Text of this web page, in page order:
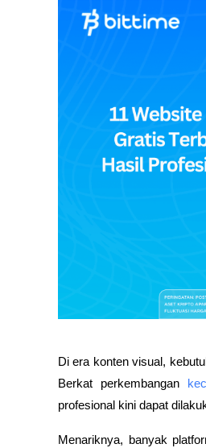
Di era konten visual,
Berkat perkembangan
profesional kini dapat
Menariknya, banyak